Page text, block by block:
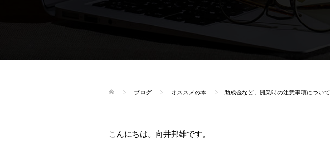
ブログ オススメの本 助成金など、開業時の注意事項について
こんにちは。向井邦雄です。